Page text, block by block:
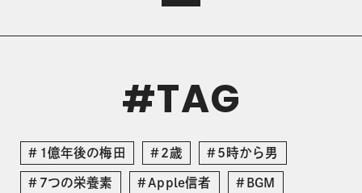
#TAG
1億年後の梅田 2歳 5時から男
7つの栄養素 Apple信者 BGM